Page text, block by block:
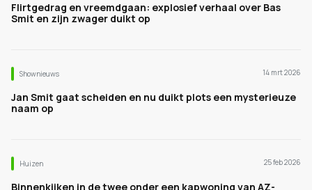
Flirtgedrag en vreemdgaan: explosief verhaal over Bas
Smit en zijn zwager duikt op
Shownieuws 14 mrt 2026
Jan Smit gaat scheiden en nu duikt plots een mysterieuze
naam op
Huizen 25 feb 2026
Binnenkijken in de twee onder een kapwoning van AZ-